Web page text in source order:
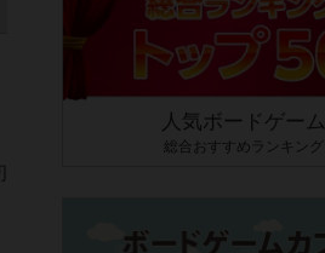
人気ボードゲーム
総合おすすめランキング